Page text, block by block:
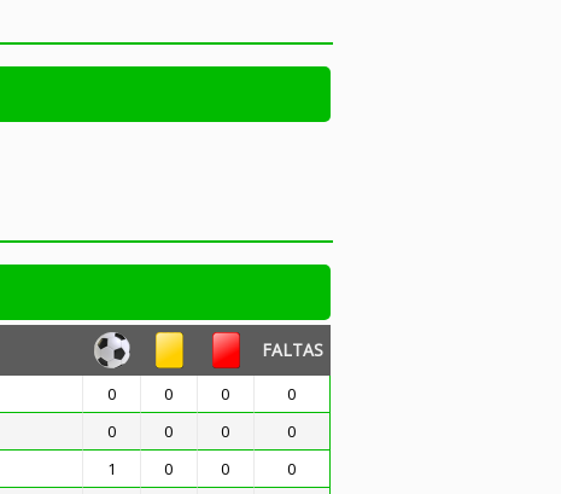
FALTAS
0 0 0
0
0 0 0
0
1 0 0
0